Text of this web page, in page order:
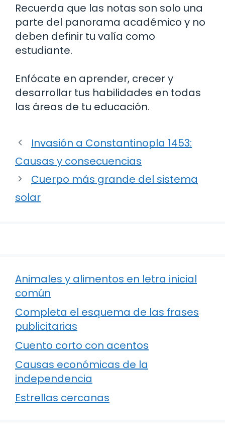
Recuerda que las notas son solo una
parte del panorama académico y no
deben definir tu valía como
estudiante.
Enfócate en aprender, crecer y
desarrollar tus habilidades en todas
las áreas de tu educación.
Invasión a Constantinopla 1453:
Causas y consecuencias
Cuerpo más grande del sistema
solar
Animales y alimentos en letra inicial
común
Completa el esquema de las frases
publicitarias
Cuento corto con acentos
Causas económicas de la
independencia
Estrellas cercanas